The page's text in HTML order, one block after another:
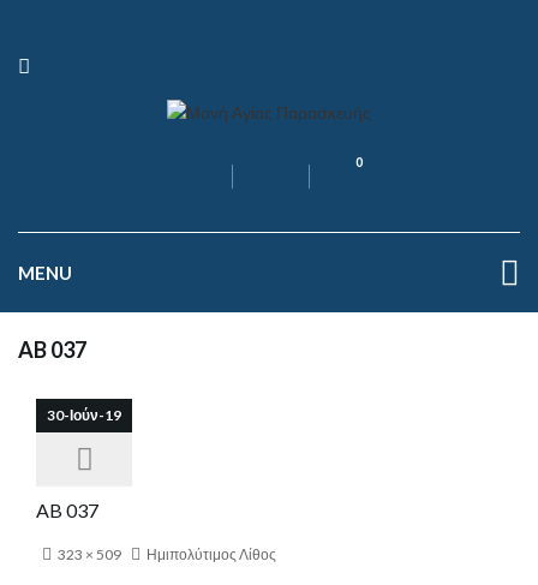
0
MENU
AB 037
30-Ιούν-19
AB 037
323 × 509 Ημιπολύτιμος Λίθος